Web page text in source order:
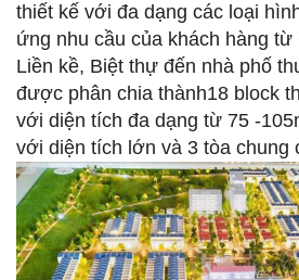
thiết kế với đa dạng các loại
ứng nhu cầu của khách hàng
Liền kề, Biệt thự đến nhà phố
được phân chia thành18 block
với diện tích đa dạng từ 75 -
với diện tích lớn và 3 tòa chung